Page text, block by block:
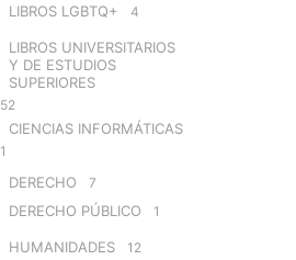
LIBROS LGBTQ+ 4
LIBROS UNIVERSITARIOS
Y DE ESTUDIOS
SUPERIORES
52
CIENCIAS INFORMÁTICAS
1
DERECHO 7
DERECHO PÚBLICO 1
HUMANIDADES 12